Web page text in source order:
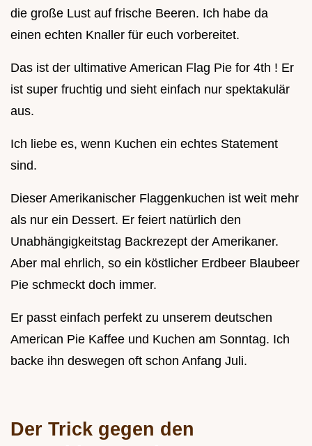
die große Lust auf frische Beeren. Ich habe da
einen echten Knaller für euch vorbereitet.
Das ist der ultimative American Flag Pie for 4th ! Er
ist super fruchtig und sieht einfach nur spektakulär
aus.
Ich liebe es, wenn Kuchen ein echtes Statement
sind.
Dieser Amerikanischer Flaggenkuchen ist weit mehr
als nur ein Dessert. Er feiert natürlich den
Unabhängigkeitstag Backrezept der Amerikaner.
Aber mal ehrlich, so ein köstlicher Erdbeer Blaubeer
Pie schmeckt doch immer.
Er passt einfach perfekt zu unserem deutschen
American Pie Kaffee und Kuchen am Sonntag. Ich
backe ihn deswegen oft schon Anfang Juli.
Der Trick gegen den